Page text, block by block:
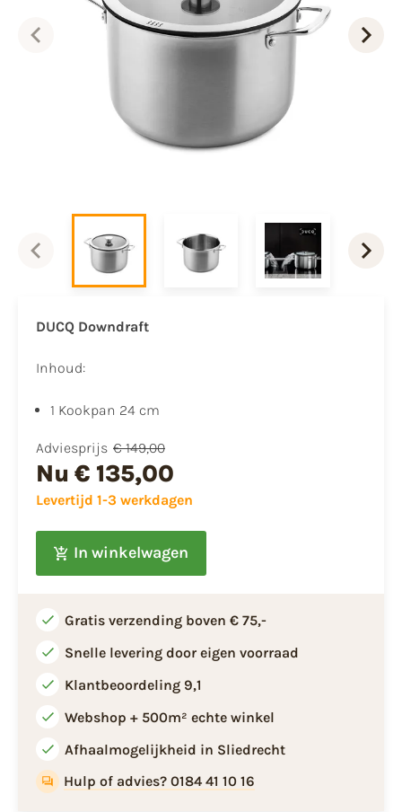
DUCQ Downdraft
Inhoud:
1 Kookpan 24 cm
Adviesprijs € 149,00
Nu € 135,00
Levertijd 1-3 werkdagen
In winkelwagen
Gratis verzending boven € 75,-
Snelle levering door eigen voorraad
Klantbeoordeling 9,1
Webshop + 500m² echte winkel
Afhaalmogelijkheid in Sliedrecht
Hulp of advies? 0184 41 10 16